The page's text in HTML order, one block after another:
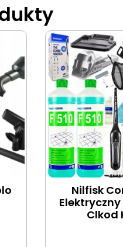
Nilfisk
Clkod